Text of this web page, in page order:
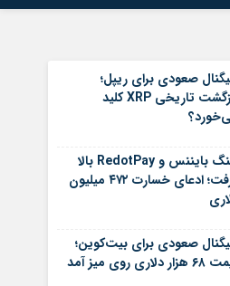
و کارهای گردشگری و هنر
و ورزش
صعودی برای ریپل؛
بازگشت تاریخی XRP کلید
جنگ بایننس و RedotPay بالا
گرفت؛ ادعای خسارت ۴۷۲ میلیون
صعودی برای بیت‌کوین؛
روی میز آمد